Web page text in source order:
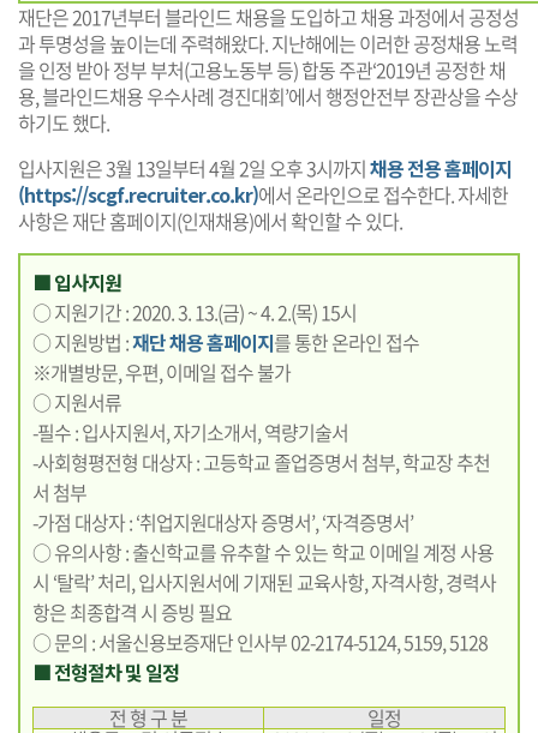
재단은 2017년부터 블라인드 채용을 도입하고 채용 과정에서 공정성
과 투명성을 높이는데 주력해왔다. 지난해에는 이러한 공정채용 노력
을 인정 받아 정부 부처(고용노동부 등) 합동 주관‘2019년 공정한 채
용, 블라인드채용 우수사례 경진대회’에서 행정안전부 장관상을 수상
하기도 했다.
입사지원은 3월 13일부터 4월 2일 오후 3시까지채용 전용 홈페이지
(https://scgf.recruiter.co.kr)에서 온라인으로 접수한다. 자세한
사항은 재단 홈페이지(인재채용)에서 확인할 수 있다.
■ 입사지원
○ 지원기간 : 2020. 3. 13.(금) ~ 4. 2.(목) 15시
○ 지원방법 :재단 채용 홈페이지를 통한 온라인 접수
※개별방문, 우편, 이메일 접수 불가
○ 지원서류
-필수 : 입사지원서, 자기소개서, 역량기술서
-사회형평전형 대상자 : 고등학교 졸업증명서 첨부, 학교장 추천
서 첨부
-가점 대상자 : ‘취업지원대상자 증명서’, ‘자격증명서’
○ 유의사항 : 출신학교를 유추할 수 있는 학교 이메일 계정 사용
시 ‘탈락’ 처리, 입사지원서에 기재된 교육사항, 자격사항, 경력사
항은 최종합격 시 증빙 필요
○ 문의 : 서울신용보증재단 인사부 02-2174-5124, 5159, 5128
■ 전형절차 및 일정
전 형 구 분
일정